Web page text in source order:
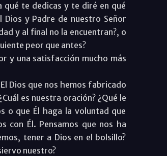
te dedicas y te diré en qué
Dios y Padre de nuestro Señor
y al final no la encuentran?, o
peor que antes?
y una satisfacción mucho más
Dios que nos hemos fabricado
es nuestra oración? ¿Qué le
o que Él haga la voluntad que
con Él. Pensamos que nos ha
tener a Dios en el bolsillo?
nuestro?